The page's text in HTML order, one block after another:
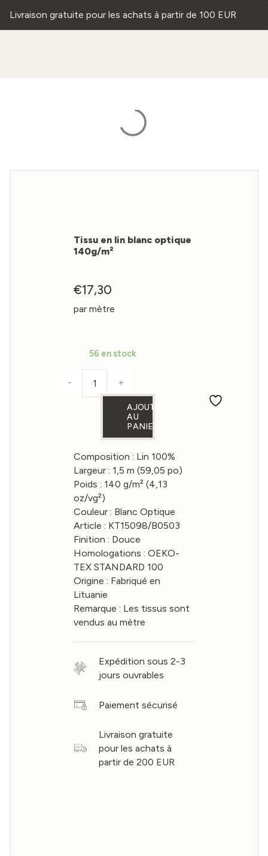
Livraison gratuite pour les achats à partir de 100 EUR
Tissu en lin blanc optique
140g/m²
€17,30
par mètre
56 en stock
quantité de Tissu en lin blanc optique
- +
AJOUTER
AU
PANIER
Composition : Lin 100%
Largeur : 1,5 m (59,05 po)
Poids : 140 g/m² (4,13
oz/vg²)
Couleur : Blanc Optique
Article : KT15098/B0503
Finition : Douce
Homologations : OEKO-
TEX STANDARD 100
Origine : Fabriqué en
Lituanie
Remarque : Les tissus sont
vendus au mètre
Expédition sous 2-3
jours ouvrables
Paiement sécurisé
Livraison gratuite
pour les achats à
partir de 200 EUR